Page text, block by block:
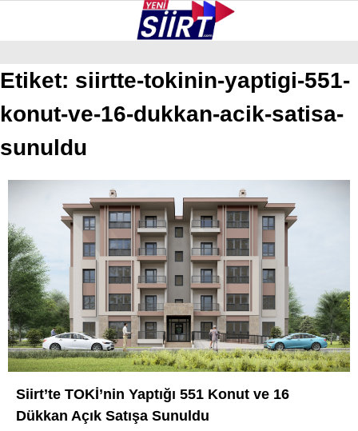
GALERİ VİDEO YAZARLAR
PERVARI
ŞIRVAN
TILLO
GÜNDEM
NÖBETÇI ECZANELER
Etiket: siirtte-tokinin-yaptigi-551-
konut-ve-16-dukkan-acik-satisa-
sunuldu
Siirt’te TOKİ’nin Yaptığı 551 Konut ve 16
Dükkan Açık Satışa Sunuldu